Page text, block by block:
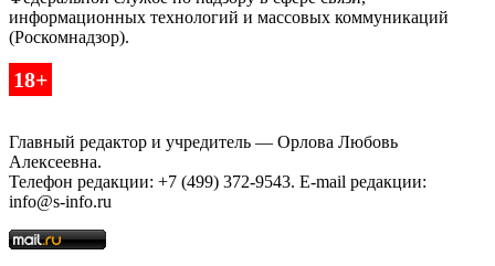
информационных технологий и массовых коммуникаций
(Роскомнадзор).
18+
Главный редактор и учредитель — Орлова Любовь
Алексеевна.
Телефон редакции: +7 (499) 372-9543. E-mail редакции:
info@s-info.ru